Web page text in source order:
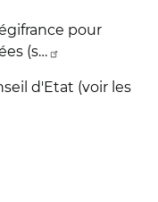
pour
(s…
d'Etat (voir les